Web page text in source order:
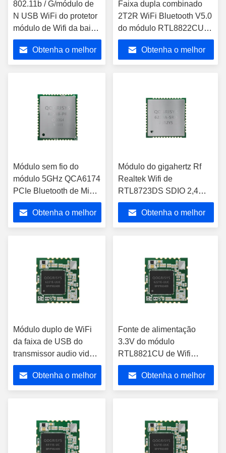
802.11b / G/módulo de
N USB WiFi do protetor
módulo de Wifi da baixa
potência ultra
Obtenha o melhor
Faixa dupla combinado
2T2R WiFi Bluetooth V5.0
do módulo RTL8822CU
de USB Realtek WiFi BT
Obtenha o melhor
Módulo sem fio do
módulo 5GHz QCA6174
PCIe Bluetooth de Mini
Dual Band WiFi BT
Obtenha o melhor
Módulo do gigahertz Rf
Realtek Wifi de
RTL8723DS SDIO 2,4
para a tabuleta de Android
Obtenha o melhor
Módulo duplo de WiFi
da faixa de USB do
transmissor audio video
com a microplaqueta de
5.8G RTL8821CU
Obtenha o melhor
Fonte de alimentação
3.3V do módulo
RTL8821CU de Wifi
Bluetooth da relação de
USB para o sistema de
segurança
Obtenha o melhor